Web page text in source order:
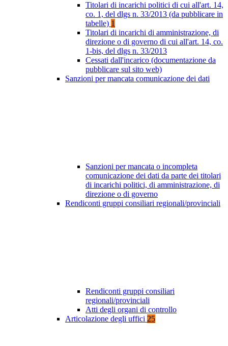
Titolari di incarichi politici di cui all'art. 14,
co. 1, del dlgs n. 33/2013 (da pubblicare in
tabelle) 1
Titolari di incarichi di amministrazione, di
direzione o di governo di cui all'art. 14, co.
1-bis, del dlgs n. 33/2013
Cessati dall'incarico (documentazione da
pubblicare sul sito web)
Sanzioni per mancata comunicazione dei dati
Sanzioni per mancata o incompleta
comunicazione dei dati da parte dei titolari
di incarichi politici, di amministrazione, di
direzione o di governo
Rendiconti gruppi consiliari regionali/provinciali
Rendiconti gruppi consiliari
regionali/provinciali
Atti degli organi di controllo
Articolazione degli uffici 25